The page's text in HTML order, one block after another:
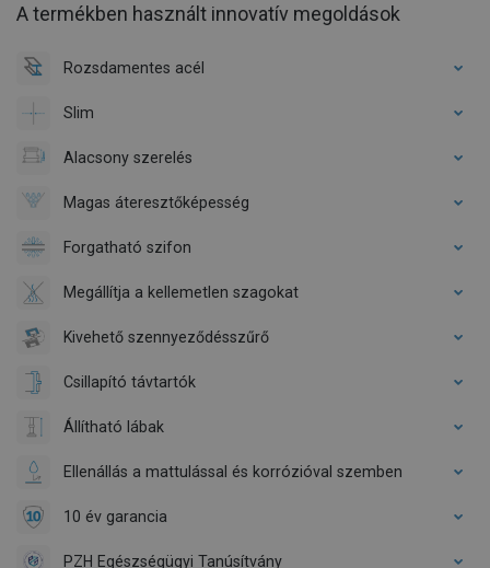
A termékben használt innovatív megoldások
Rozsdamentes acél
Slim
Alacsony szerelés
Magas áteresztőképesség
Forgatható szifon
Megállítja a kellemetlen szagokat
Kivehető szennyeződésszűrő
Csillapító távtartók
Állítható lábak
Ellenállás a mattulással és korrózióval szemben
10 év garancia
PZH Egészségügyi Tanúsítvány